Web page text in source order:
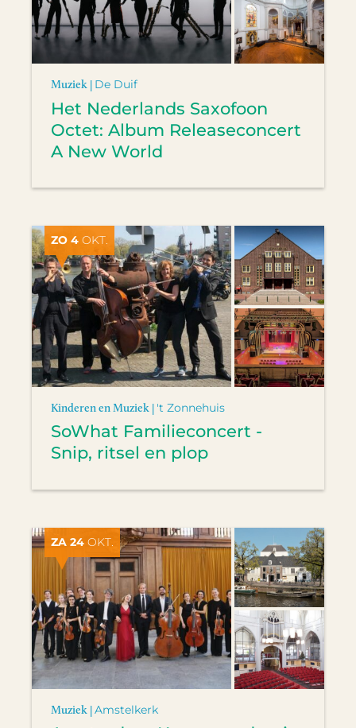
Muziek | De Duif
Het Nederlands Saxofoon
Octet: Album Releaseconcert
A New World
ZO 4 OKT.
Kinderen en Muziek | 't Zonnehuis
SoWhat Familieconcert -
Snip, ritsel en plop
ZA 24 OKT.
Muziek |Amstelkerk